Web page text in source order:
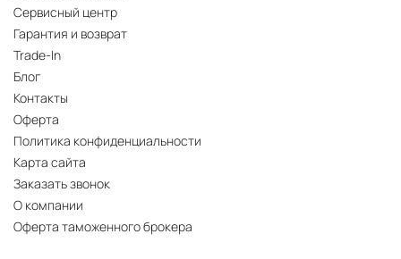
Сервисный центр
Гарантия и возврат
Trade-In
Блог
Контакты
Оферта
Политика конфиденциальности
Карта сайта
Заказать звонок
О компании
Оферта таможенного брокера